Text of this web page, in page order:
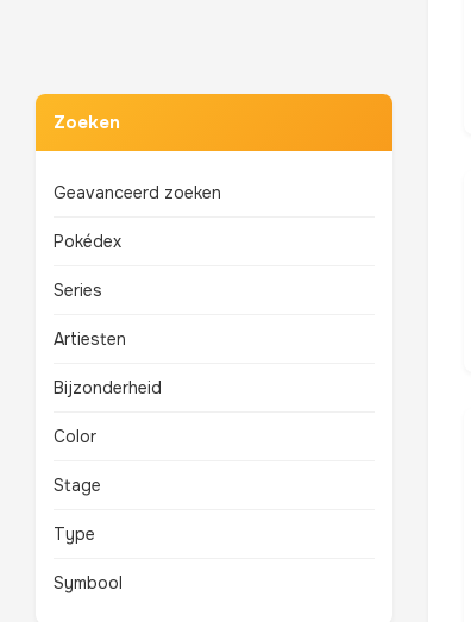
Zoeken
Geavanceerd zoeken
Pokédex
Series
Artiesten
Bijzonderheid
Color
Stage
Type
Symbool